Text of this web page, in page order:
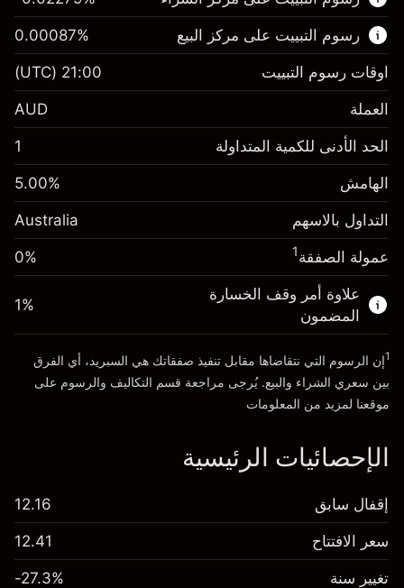
الفروقات.
اعرف المزيد عن:
عقود الفروقات
الهامش. استثمارك A$1,000.00
-0.022788
%
(-A$4.56)
حجم التداول مع الرافعة المالية ~ $
A$20,000.00
المال من الرافعة المالية ~
الذهاب إلى المنصة
رسوم التبييت على مركز البيع
الهامش. استثمارك A$1,000.00
رسم المبيت 0.00087%
(A$0.17)
حجم التداول مع الرافعة المالية ~ $A$20,000.00
المال من الرافعة المالية ~
الذهاب إلى المنصة
0.00087%
اوقات رسوم التبييت 21:00
(UTC)
العملة AUD
الحد الأدنى للكمية المتداولة 1
الهامش 5.00%
التداول بالاسهم Australia
عمولة الصفقة1
0%
علاوة أمر وقف الخسارة
المضمون
1%
1إن الرسوم التي نتقاضاها مقابل تنفيذ صفقاتك هي السبريد، أي الفرق
بين سعري الشراء والبيع. يُرجى مراجعة قسم التكاليف والرسوم على
موقعنا لمزيد من المعلومات
الإحصائيات الرئيسية
إقفال سابق 12.16
سعر الافتتاح 12.41
تغيير سنة -27.3%